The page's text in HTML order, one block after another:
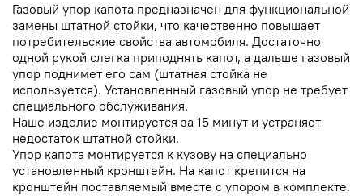
Газовый упор капота предназначен для функциональной
замены штатной стойки, что качественно повышает
потребительские свойства автомобиля. Достаточно
одной рукой слегка приподнять капот, а дальше газовый
упор поднимет его сам (штатная стойка не
используется). Установленный газовый упор не требует
специального обслуживания.
Наше изделие монтируется за 15 минут и устраняет
недостаток штатной стойки.
Упор капота монтируется к кузову на специально
установленный кронштейн. На капот крепится на
кронштейн поставляемый вместе с упором в комплекте.